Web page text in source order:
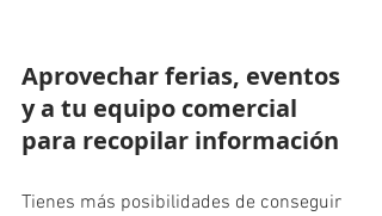
Aprovechar ferias, eventos
y a tu equipo comercial
para recopilar información
Tienes más posibilidades de conseguir